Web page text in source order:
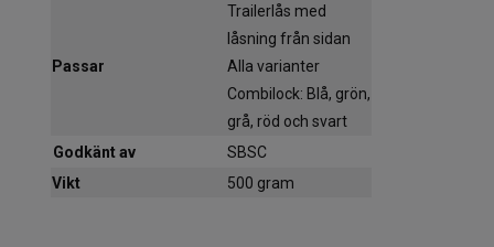
Passar
Trailerlås med
låsning från sidan
Alla varianter
Combilock: Blå, grön,
grå, röd och svart
Godkänt av
SBSC
Vikt
500 gram